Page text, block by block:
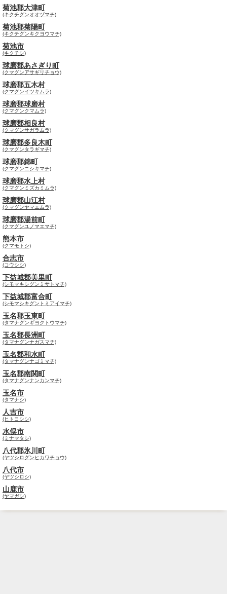
菊池郡大津町
(キクチグンオオヅマチ)
菊池郡菊陽町
(キクチグンキクヨウマチ)
菊池市
(キクチシ)
球磨郡あさぎり町
(クマグンアサギリチョウ)
球磨郡五木村
(クマグンイツキムラ)
球磨郡球磨村
(クマグンクマムラ)
球磨郡相良村
(クマグンサガラムラ)
球磨郡多良木町
(クマグンタラギマチ)
球磨郡錦町
(クマグンニシキマチ)
球磨郡水上村
(クマグンミズカミムラ)
球磨郡山江村
(クマグンヤマエムラ)
球磨郡湯前町
(クマグンユノマエマチ)
熊本市
(クマモトシ)
合志市
(コウシシ)
下益城郡美里町
(シモマキシグンミサトマチ)
下益城郡富合町
(シモマシキグントミアイマチ)
玉名郡玉東町
(タマナグンギヨクトウマチ)
玉名郡長洲町
(タマナグンナガスマチ)
玉名郡和水町
(タマナグンナゴミマチ)
玉名郡南関町
(タマナグンナンカンマチ)
玉名市
(タマナシ)
人吉市
(ヒトヨシシ)
水俣市
(ミナマタシ)
八代郡氷川町
(ヤツシログンヒカワチョウ)
八代市
(ヤツシロシ)
山鹿市
(ヤマガシ)